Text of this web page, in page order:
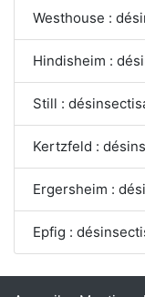
Westhouse :
Hindisheim :
Still :
Kertzfeld :
Ergersheim :
Epfig :